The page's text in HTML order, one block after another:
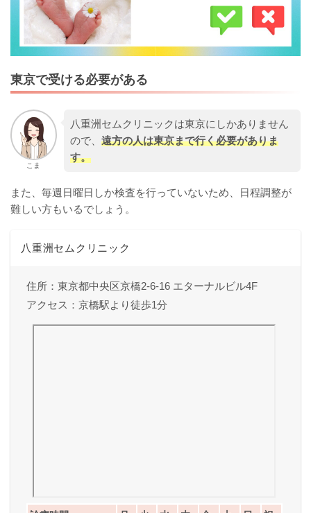
東京で受ける必要がある
こま
八重洲セムクリニックは東京にしかありません
ので、 遠方の人は東京まで行く必要がありま
す。
また、毎週日曜日しか検査を行っていないため、日程調整が
難しい方もいるでしょう。
八重洲セムクリニック
住所：東京都中央区京橋2-6-16 エターナルビル4F
アクセス：京橋駅より徒歩1分